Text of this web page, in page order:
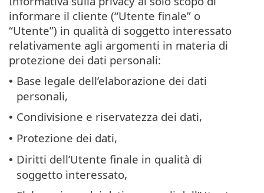
informare il cliente (“Utente finale” o
“Utente”) in qualità di soggetto interessato
relativamente agli argomenti in materia di
protezione dei dati personali:
• Base legale dell’elaborazione dei dati
personali,
• Condivisione e riservatezza dei dati,
• Protezione dei dati,
• Diritti dell’Utente finale in qualità di
soggetto interessato,